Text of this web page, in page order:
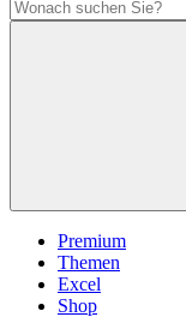
Premium
Themen
Excel
Shop